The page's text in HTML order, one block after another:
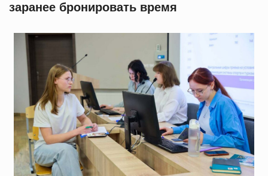
заранее бронировать время